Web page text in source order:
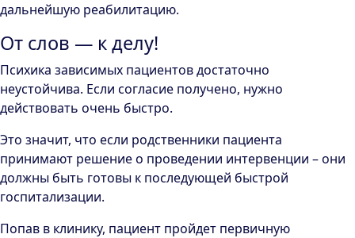
дальнейшую реабилитацию.
От слов — к делу!
Психика зависимых пациентов достаточно
неустойчива. Если согласие получено, нужно
действовать очень быстро.
Это значит, что если родственники пациента
принимают решение о проведении интервенции – они
должны быть готовы к последующей быстрой
госпитализации.
Попав в клинику, пациент пройдет первичную